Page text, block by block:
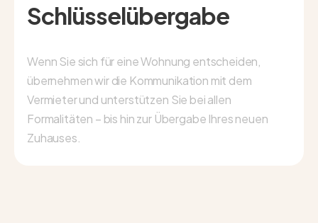
Schlüsselübergabe
Wenn Sie sich für eine Wohnung entscheiden,
übernehmen wir die Kommunikation mit dem
Vermieter und unterstützen Sie bei allen
Formalitäten – bis hin zur Übergabe Ihres neuen
Zuhauses.